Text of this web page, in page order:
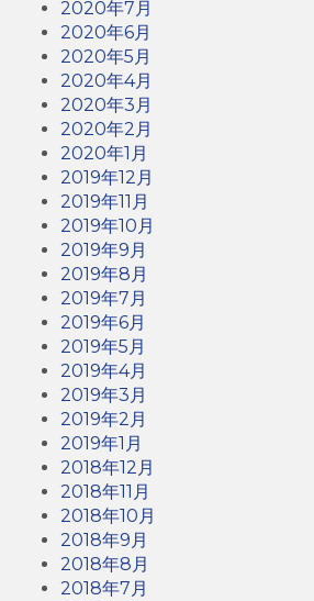
2020年7月
2020年6月
2020年5月
2020年4月
2020年3月
2020年2月
2020年1月
2019年12月
2019年11月
2019年10月
2019年9月
2019年8月
2019年7月
2019年6月
2019年5月
2019年4月
2019年3月
2019年2月
2019年1月
2018年12月
2018年11月
2018年10月
2018年9月
2018年8月
2018年7月